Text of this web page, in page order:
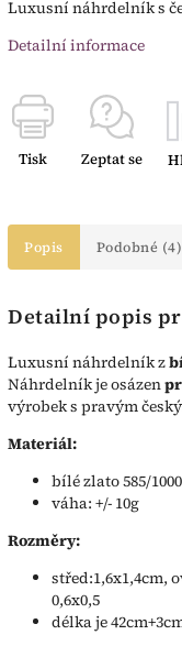
Luxusní náhrdelník s
Detailní informace
Tisk Zeptat se
Popis Podobné (4)
Detailní popis
Luxusní náhrdelník z
Náhrdelník je osázen
výrobek s pravým
Materiál:
bílé zlato 585/
váha: +/- 10g
Rozměry:
střed:1,6x1,4cm,
0,6x0,5
délka je